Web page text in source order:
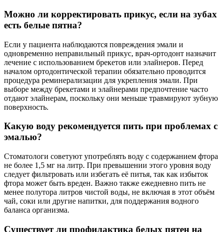
Можно ли корректировать прикус, если на зубах
есть белые пятна?
Если у пациента наблюдаются повреждения эмали и
одновременно неправильный прикус, врач-ортодонт назначит
лечение с использованием брекетов или элайнеров. Перед
началом ортодонтической терапии обязательно проводится
процедура реминерализации для укрепления эмали. При
выборе между брекетами и элайнерами предпочтение часто
отдают элайнерам, поскольку они меньше травмируют зубную
поверхность.
Какую воду рекомендуется пить при проблемах с
эмалью?
Стоматологи советуют употреблять воду с содержанием фтора
не более 1,5 мг на литр. При превышении этого уровня воду
следует фильтровать или избегать её питья, так как избыток
фтора может быть вреден. Важно также ежедневно пить не
менее полутора литров чистой воды, не включая в этот объём
чай, соки или другие напитки, для поддержания водного
баланса организма.
Существует ли профилактика белых пятен на